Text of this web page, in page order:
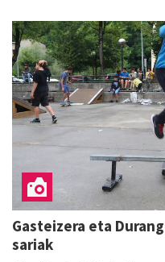
Gasteizera eta
sariak